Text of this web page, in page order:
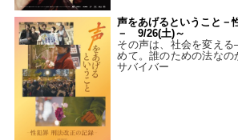
声をあげるということ－
－ 9/26(土)～
その声は、社会を変え
めて。誰のための法な
サバイバー